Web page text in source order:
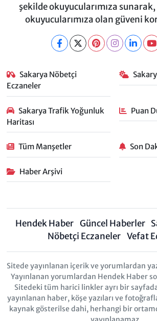
şekilde okuyucularımıza
okuyucularımıza olan güveni
Sakarya Nöbetçi
Eczaneler
Sakarya Trafik Yoğunluk
Haritası
Puan
Tüm Manşetler Son
Haber Arşivi
Hendek Haber Güncel Haberler
Nöbetçi Eczaneler Vefat
Sitede yayınlanan içerik ve yorumlardan
Yayınlanan yorumlardan Hendek Haber
Sitedeki tüm harici linkler ayrı bir
yayınlanan haber, köşe yazıları ve
kaynak gösterilse dahi, herhangi bir